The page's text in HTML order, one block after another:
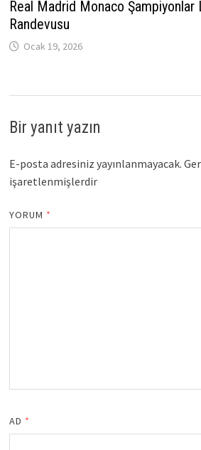
Real Madrid Monaco Şampiyonlar
Randevusu
Ocak 19, 2026
Bir yanıt yazın
E-posta adresiniz yayınlanmayacak.
işaretlenmişlerdir
YORUM *
AD *